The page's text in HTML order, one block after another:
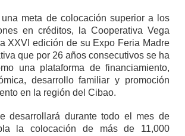
meta de colocación superior a los
en créditos, la Cooperativa Vega
XXVI edición de su Expo Feria Madre
que por 26 años consecutivos se ha
una plataforma de financiamiento,
desarrollo familiar y promoción
en la región del Cibao.
desarrollará durante todo el mes de
la colocación de más de 11,000